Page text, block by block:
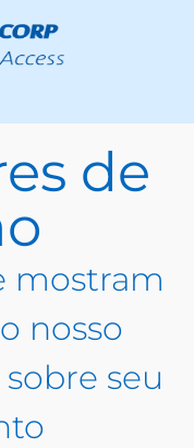
de
mostram
nosso
seu